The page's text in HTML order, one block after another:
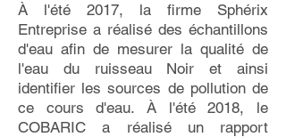
Étude du ruisseau Noir
À l'été 2017, la firme Sphérix
Entreprise a réalisé des échantillons
d'eau afin de mesurer la qualité de
l'eau du ruisseau Noir et ainsi
identifier les sources de pollution de
ce cours d'eau. À l'été 2018, le
COBARIC a réalisé un rapport